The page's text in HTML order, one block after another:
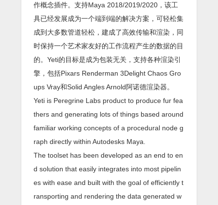
作概念插件。支持Maya 2018/2019/2020，该工
具已经发展成为一个端到端的解决方案，可轻松集
成到大多数管道轻松，建成了高效传输和渲染，同
时保持一个艺术家友好的工作流程产生的数据的目
的。Yeti的目标是成为包装无关，支持各种渲染引
擎，包括Pixars Renderman 3Delight Chaos Gro
ups Vray和Solid Angles Arnold阿诺德渲染器。
Yeti is Peregrine Labs product to produce fur fea
thers and generating lots of things based around
familiar working concepts of a procedural node g
raph directly within Autodesks Maya.
The toolset has been developed as an end to en
d solution that easily integrates into most pipelin
es with ease and built with the goal of efficiently t
ransporting and rendering the data generated w